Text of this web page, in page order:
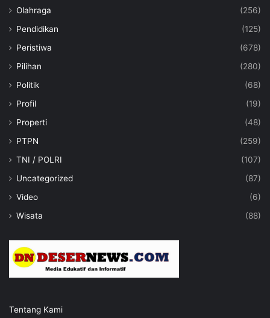
Olahraga
(256)
Pendidikan
(125)
Peristiwa
(678)
Pilihan
(280)
Politik
(68)
Profil
(19)
Properti
(48)
PTPN
(259)
TNI / POLRI
(107)
Uncategorized
(87)
Video
(6)
Wisata
(88)
Tentang Kami